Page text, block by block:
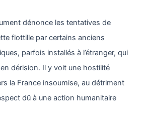
dénonce les tentatives de
flottille par certains anciens
parfois installés à l’étranger, qui
dérision. Il y voit une hostilité
la France insoumise, au détriment
dû à une action humanitaire